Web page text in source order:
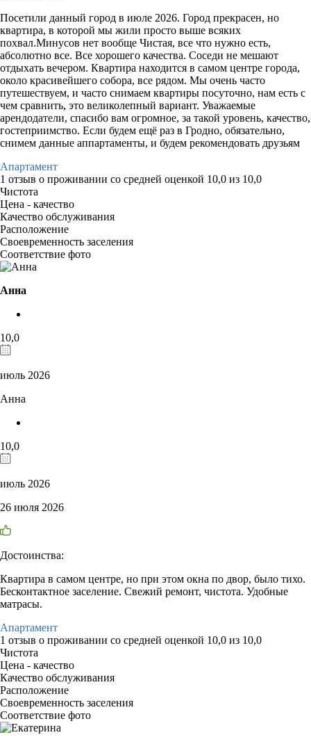
Посетили данный город в июле 2026. Город прекрасен, но
квартира, в которой мы жили просто выше всяких
похвал.Минусов нет вообще Чистая, все что нужно есть,
абсолютно все. Все хорошего качества. Соседи не мешают
отдыхать вечером. Квартира находится в самом центре города,
около красивейшего собора, все рядом. Мы очень часто
путешествуем, и часто снимаем квартиры посуточно, нам есть с
чем сравнить, это великолепный вариант. Уважаемые
арендодатели, спасибо вам огромное, за такой уровень, качество,
гостеприимство. Если будем ещё раз в Гродно, обязательно,
снимем данные аппартаменты, и будем рекомендовать друзьям
Апартамент
1 отзыв о проживании со средней оценкой 10,0 из 10,0
Чистота
Цена - качество
Качество обслуживания
Расположение
Своевременность заселения
Соответствие фото
Анна
10,0
июль 2026
Анна
10,0
июль 2026
26 июля 2026
Достоинства:
Квартира в самом центре, но при этом окна по двор, было тихо.
Бесконтактное заселение. Свежий ремонт, чистота. Удобные
матрасы.
Апартамент
1 отзыв о проживании со средней оценкой 10,0 из 10,0
Чистота
Цена - качество
Качество обслуживания
Расположение
Своевременность заселения
Соответствие фото